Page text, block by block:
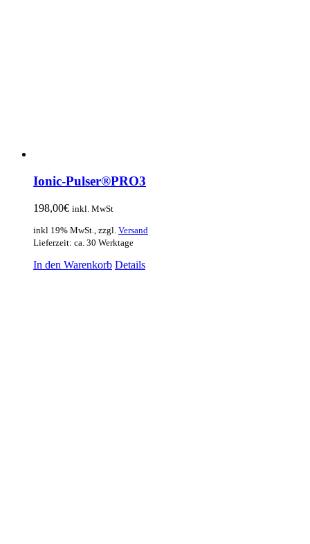
Ionic-Pulser®PRO3
198,00€ inkl. MwSt
inkl 19% MwSt., zzgl. Versand
Lieferzeit: ca. 30 Werktage
In den Warenkorb Details